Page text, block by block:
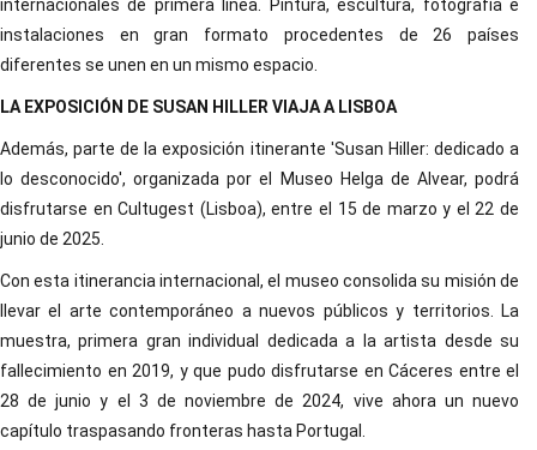
internacionales de primera línea. Pintura, escultura, fotografía e
instalaciones en gran formato procedentes de 26 países
diferentes se unen en un mismo espacio.
LA EXPOSICIÓN DE SUSAN HILLER VIAJA A LISBOA
Además, parte de la exposición itinerante 'Susan Hiller: dedicado a
lo desconocido', organizada por el Museo Helga de Alvear, podrá
disfrutarse en Cultugest (Lisboa), entre el 15 de marzo y el 22 de
junio de 2025.
Con esta itinerancia internacional, el museo consolida su misión de
llevar el arte contemporáneo a nuevos públicos y territorios. La
muestra, primera gran individual dedicada a la artista desde su
fallecimiento en 2019, y que pudo disfrutarse en Cáceres entre el
28 de junio y el 3 de noviembre de 2024, vive ahora un nuevo
capítulo traspasando fronteras hasta Portugal.